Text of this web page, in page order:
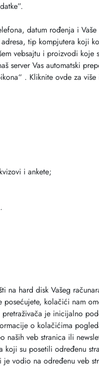
datum rođenja i
tip kompjutera koji
vebsajtu i proizvodi
server Vas automatski
. Kliknite ovde za
i ankete;
na hard disk Vašeg
kolačići nam
je inicijalno
o kolačićima
veb stranica ili
koji su posetili određenu
vodio na određenu veb